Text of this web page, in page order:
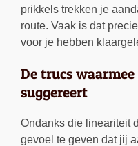
prikkels trekken je
route. Vaak is dat
voor je hebben
De trucs
suggereert
Ondanks die lineariteit
gevoel te geven dat jij